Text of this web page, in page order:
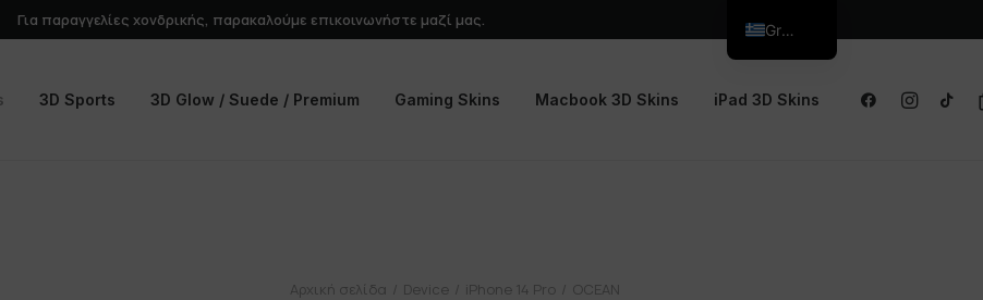
Για παραγγελίες χονδρικής, παρακαλούμε επικοινωνήστε μαζί μας.
3D Sports 3D Glow / Suede / Premium Gaming Skins Macbook 3D Skins iPad 3D Skins
Αρχική σελίδα Device iPhone 14 Pro OCEAN
Greek